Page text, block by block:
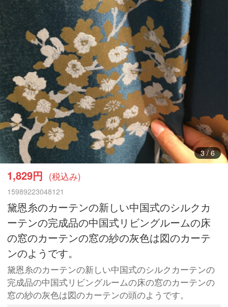
4/ 6
1,829円 (税込み)
15989223048121
黛恩糸のカーテンの新しい中国式のシルクカ
ーテンの完成品の中国式リビングルームの床
の窓のカーテンの窓の紗の灰色は図のカーテ
ンのようです。
黛恩糸のカーテンの新しい中国式のシルクカーテンの
完成品の中国式リビングルームの床の窓のカーテンの
窓の紗の灰色は図のカーテンの頭のようです。